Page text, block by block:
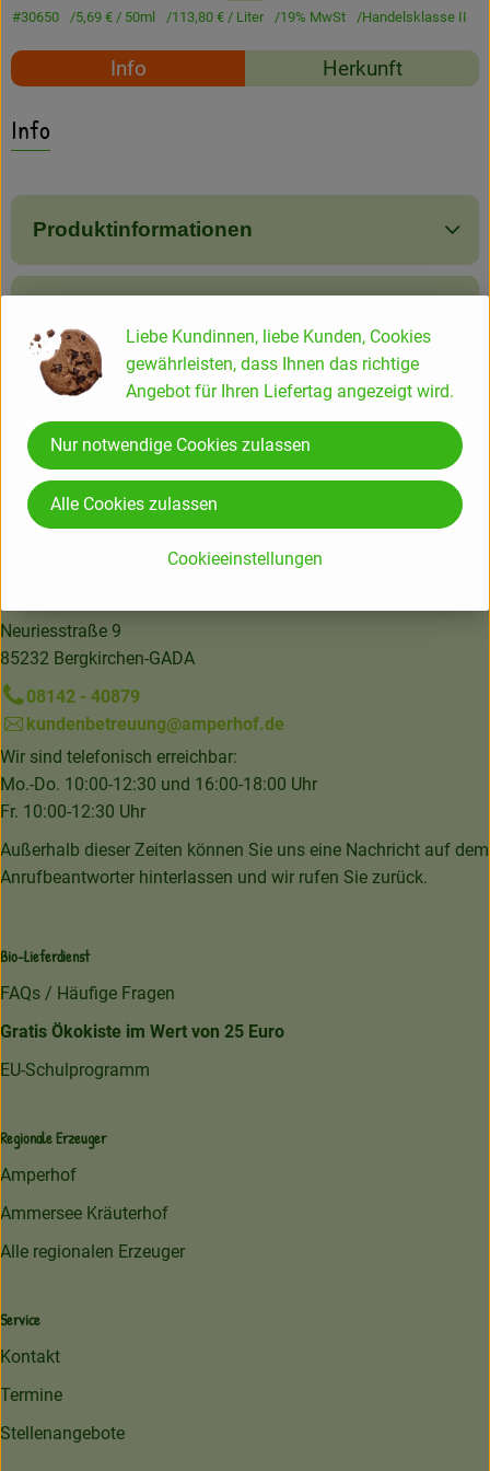
Amperhof-Blog
Entdecken
#30650 5,69 € / 50ml 113,80 € / Liter 19% MwSt Handelsklasse II
Rezepte
Info Herkunft
Info
Produktinformationen
Herkunft
Hersteller: LNZ
Neuriesstraße 9
85232 Bergkirchen-GADA
08142 - 40879
kundenbetreuung@amperhof.de
Wir sind telefonisch erreichbar:
Mo.-Do. 10:00-12:30 und 16:00-18:00 Uhr
Fr. 10:00-12:30 Uhr
Außerhalb dieser Zeiten können Sie uns eine Nachricht auf dem
Anrufbeantworter hinterlassen und wir rufen Sie zurück.
Bio-Lieferdienst
FAQs / Häufige Fragen
Gratis Ökokiste im Wert von 25 Euro
EU-Schulprogramm
Regionale Erzeuger
Amperhof
Ammersee Kräuterhof
Alle regionalen Erzeuger
Service
Kontakt
Termine
Stellenangebote
Liebe Kundinnen, liebe Kunden, Cookies
gewährleisten, dass Ihnen das richtige
Angebot für Ihren Liefertag angezeigt wird.
Cookieeinstellungen
Nur notwendige Cookies zulassen
Alle Cookies zulassen